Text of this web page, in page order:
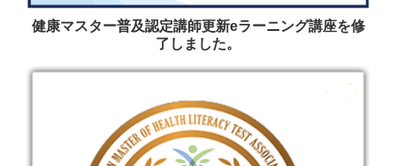
健康マスター普及認定講師更新eラーニング講座を修
了しました。